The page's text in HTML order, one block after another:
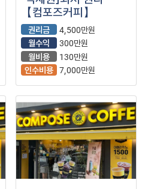
【컴포즈커피】
권리금
4,500만원
월수익
300만원
월비용
130만원
인수비용 7,000만원